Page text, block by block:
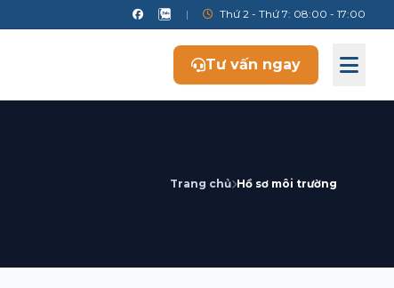
| Thứ 2 - Thứ 7: 08:00 - 17:00
Tư vấn ngay
Trang chủ Hồ sơ môi trường